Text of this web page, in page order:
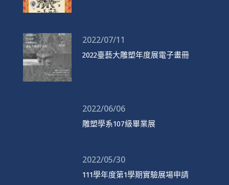
2022/07/11
2022臺藝大雕塑年度展電子畫冊
2022/06/06
雕塑學系107級畢業展
2022/05/30
111學年度第1學期實驗展場申請